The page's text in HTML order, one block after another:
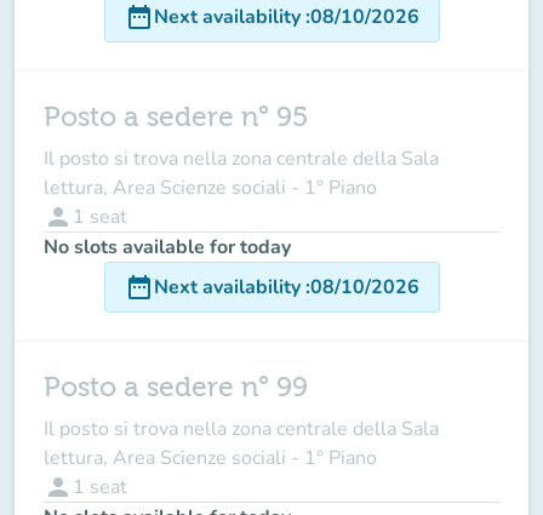
date_rangeNext availability:08/10/2026
Posto a sedere n° 95
Il posto si trova nella zona centrale della Sala
lettura, Area Scienze sociali - 1° Piano
person 1 seat
No slots available for today
date_rangeNext availability:08/10/2026
Posto a sedere n° 99
Il posto si trova nella zona centrale della Sala
lettura, Area Scienze sociali - 1° Piano
person 1 seat